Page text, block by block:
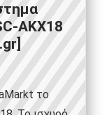
AKX18
το